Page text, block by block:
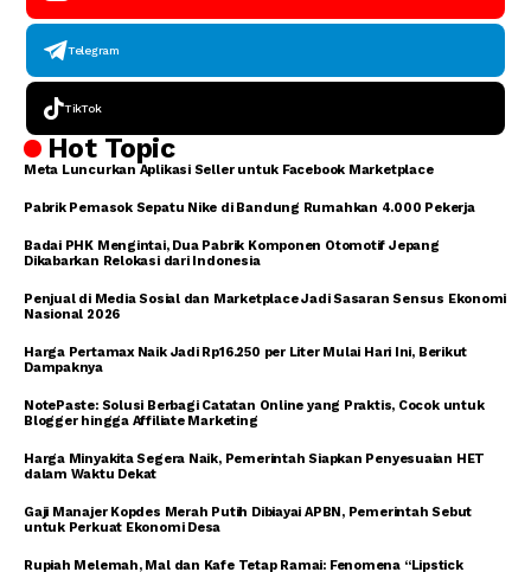
Telegram
TikTok
Hot Topic
Meta Luncurkan Aplikasi Seller untuk Facebook Marketplace
Pabrik Pemasok Sepatu Nike di Bandung Rumahkan 4.000 Pekerja
Badai PHK Mengintai, Dua Pabrik Komponen Otomotif Jepang
Dikabarkan Relokasi dari Indonesia
Penjual di Media Sosial dan Marketplace Jadi Sasaran Sensus Ekonomi
Nasional 2026
Harga Pertamax Naik Jadi Rp16.250 per Liter Mulai Hari Ini, Berikut
Dampaknya
NotePaste: Solusi Berbagi Catatan Online yang Praktis, Cocok untuk
Blogger hingga Affiliate Marketing
Harga Minyakita Segera Naik, Pemerintah Siapkan Penyesuaian HET
dalam Waktu Dekat
Gaji Manajer Kopdes Merah Putih Dibiayai APBN, Pemerintah Sebut
untuk Perkuat Ekonomi Desa
Rupiah Melemah, Mal dan Kafe Tetap Ramai: Fenomena “Lipstick